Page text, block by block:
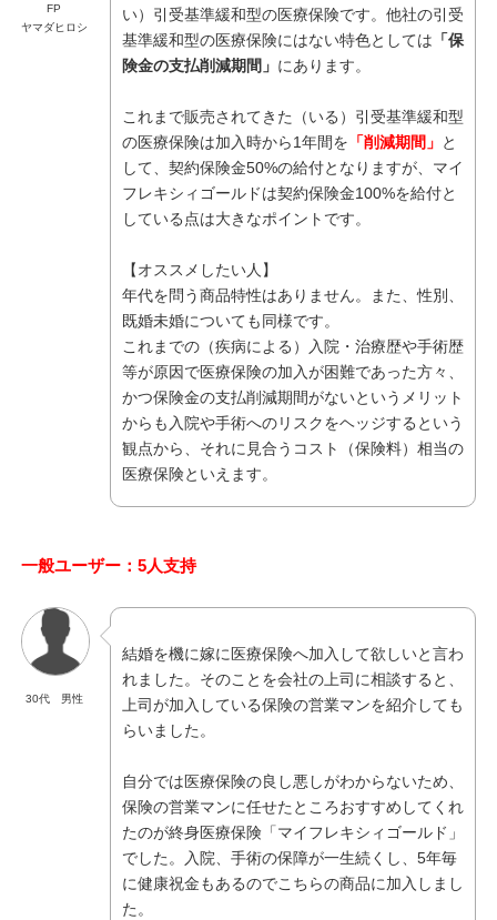
FP
ヤマダヒロシ
い）引受基準緩和型の医療保険です。他社の引受
基準緩和型の医療保険にはない特色としては 「保
険金の支払削減期間」 にあります。
これまで販売されてきた（いる）引受基準緩和型
の医療保険は加入時から1年間を 「削減期間」 と
して、契約保険金50%の給付となりますが、マイ
フレキシィゴールドは契約保険金100%を給付と
している点は大きなポイントです。
【オススメしたい人】
年代を問う商品特性はありません。また、性別、
既婚未婚についても同様です。
これまでの（疾病による）入院・治療歴や手術歴
等が原因で医療保険の加入が困難であった方々、
かつ保険金の支払削減期間がないというメリット
からも入院や手術へのリスクをヘッジするという
観点から、それに見合うコスト（保険料）相当の
医療保険といえます。
一般ユーザー：5人支持
30代 男性
結婚を機に嫁に医療保険へ加入して欲しいと言わ
れました。そのことを会社の上司に相談すると、
上司が加入している保険の営業マンを紹介しても
らいました。
自分では医療保険の良し悪しがわからないため、
保険の営業マンに任せたところおすすめしてくれ
たのが終身医療保険「マイフレキシィゴールド」
でした。入院、手術の保障が一生続くし、5年毎
に健康祝金もあるのでこちらの商品に加入しまし
た。